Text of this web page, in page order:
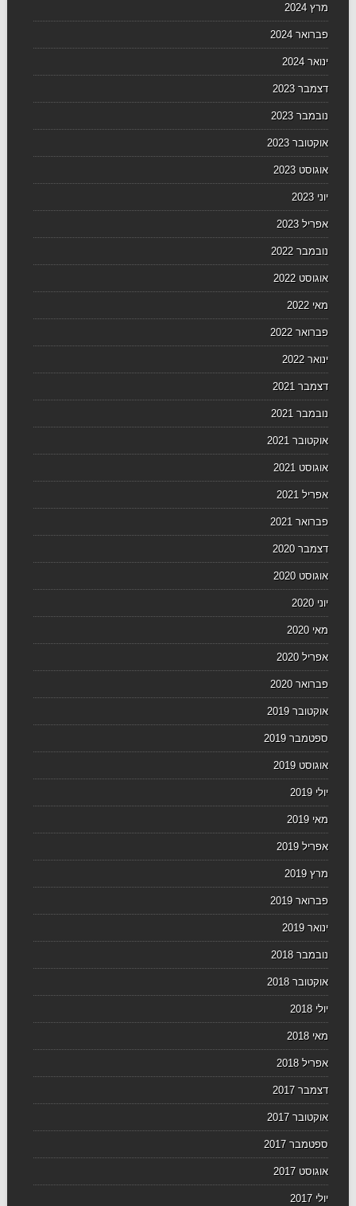
מרץ 2024
פברואר 2024
ינואר 2024
דצמבר 2023
נובמבר 2023
אוקטובר 2023
אוגוסט 2023
יוני 2023
אפריל 2023
נובמבר 2022
אוגוסט 2022
מאי 2022
פברואר 2022
ינואר 2022
דצמבר 2021
נובמבר 2021
אוקטובר 2021
אוגוסט 2021
אפריל 2021
פברואר 2021
דצמבר 2020
אוגוסט 2020
יוני 2020
מאי 2020
אפריל 2020
פברואר 2020
אוקטובר 2019
ספטמבר 2019
אוגוסט 2019
יולי 2019
מאי 2019
אפריל 2019
מרץ 2019
פברואר 2019
ינואר 2019
נובמבר 2018
אוקטובר 2018
יולי 2018
מאי 2018
אפריל 2018
דצמבר 2017
אוקטובר 2017
ספטמבר 2017
אוגוסט 2017
יולי 2017